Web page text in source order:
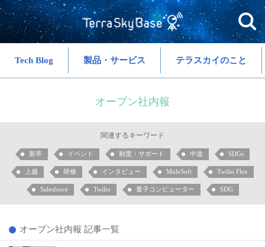
Tech Blog 製品・サービス テラスカイのこと
オープン社内報
関連するキーワード
新卒 イベント 制度・サポート 中途 SDGs
上越 研修 インタビュー MuleSoft Twilio Flex
Salesforce Twilio 量子コンピューター SDG
オープン社内報 記事一覧